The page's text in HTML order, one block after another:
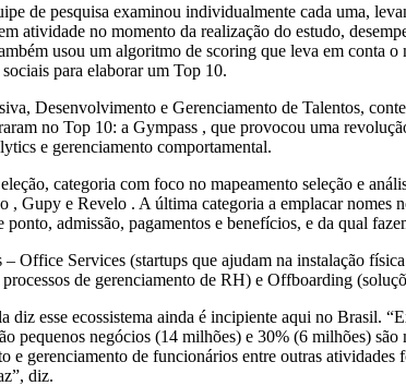
de pesquisa examinou individualmente cada uma,
atividade no momento da realização do estudo,
usou um algoritmo de scoring que leva em conta
para elaborar um Top 10.
Desenvolvimento e Gerenciamento de Talentos,
no Top 10: a Gympass , que provocou uma
e gerenciamento comportamental.
categoria com foco no mapeamento seleção e
, Gupy e Revelo . A última categoria a emplacar nomes
admissão, pagamentos e benefícios, e da qual
– Office Services (startups que ajudam na instalação
de gerenciamento de RH) e Offboarding
diz esse ecossistema ainda é incipiente aqui no Brasil.
pequenos negócios (14 milhões) e 30% (6 milhões)
e gerenciamento de funcionários entre outras
diz.